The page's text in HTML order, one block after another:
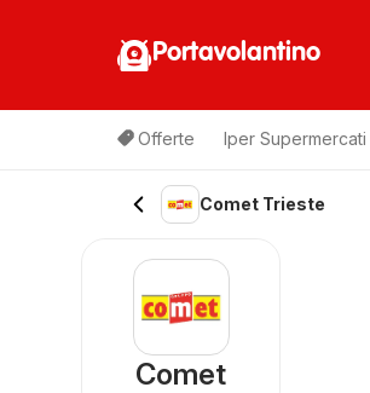
Portavolantino
Offerte Iper Supermercati
Comet Trieste
Comet